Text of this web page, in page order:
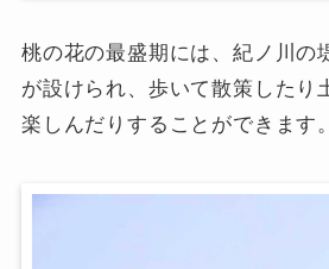
桃の花の最盛期には、紀ノ川の
が設けられ、歩いて散策したり
楽しんだりすることができます。